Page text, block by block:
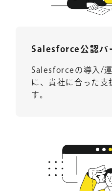
Salesforce公認パ
Salesforceの導入/
に、貴社に合った支
す。